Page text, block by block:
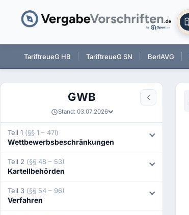
TariftreueG HB TariftreueG SN BerlAVG
GWB
Stand: 03.07.2026
Teil 1 (§§ 1 – 47l)
Wettbewerbsbeschränkungen
Teil 2 (§§ 48 – 53)
Kartellbehörden
Teil 3 (§§ 54 – 96)
Verfahren